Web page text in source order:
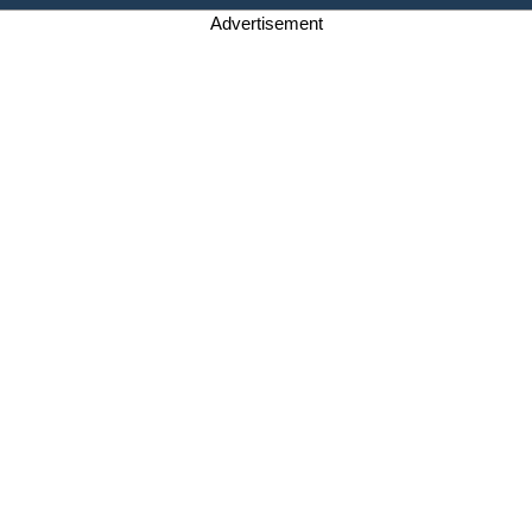
Advertisement